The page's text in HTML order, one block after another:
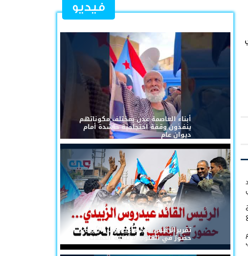
فيديو
أبناء العاصمة عدن بمختلف مكوناتهم
ينفذون وقفة احتجاجية حاشدة أمام
ديوان عام
تقريرالرئيس القائد عيدروس الزُبيدي...
حضورٌ في القلوب لا تُلغيه الحملات